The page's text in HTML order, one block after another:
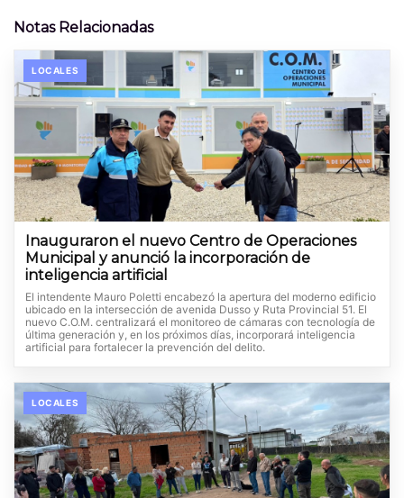
Notas Relacionadas
LOCALES
Inauguraron el nuevo Centro de Operaciones
Municipal y anunció la incorporación de
inteligencia artificial
El intendente Mauro Poletti encabezó la apertura del moderno edificio
ubicado en la intersección de avenida Dusso y Ruta Provincial 51. El
nuevo C.O.M. centralizará el monitoreo de cámaras con tecnología de
última generación y, en los próximos días, incorporará inteligencia
artificial para fortalecer la prevención del delito.
LOCALES